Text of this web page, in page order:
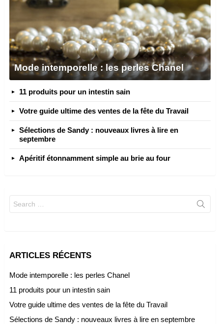
Mode intemporelle : les perles Chanel
11 produits pour un intestin sain
Votre guide ultime des ventes de la fête du Travail
Sélections de Sandy : nouveaux livres à lire en
septembre
Apéritif étonnamment simple au brie au four
for:
ARTICLES RÉCENTS
Mode intemporelle : les perles Chanel
11 produits pour un intestin sain
Votre guide ultime des ventes de la fête du Travail
Sélections de Sandy : nouveaux livres à lire en septembre